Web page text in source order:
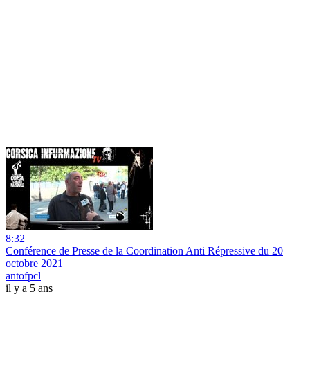
8:32
Conférence de Presse de la Coordination Anti Répressive du 20
octobre 2021
antofpcl
il y a 5 ans